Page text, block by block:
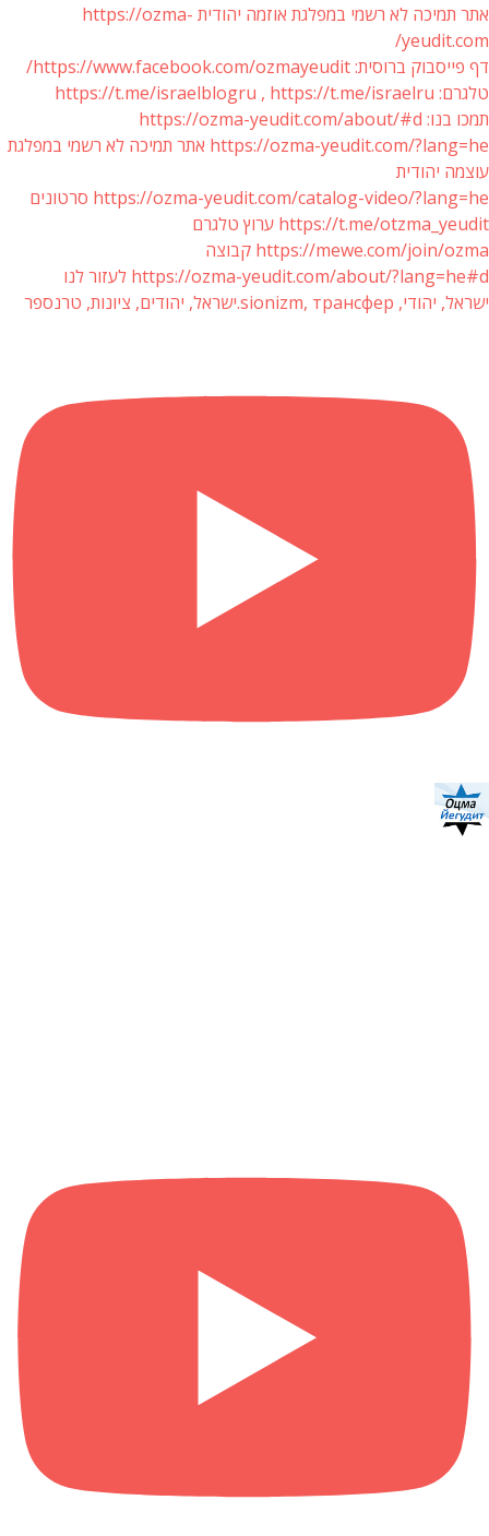
אתר תמיכה לא רשמי במפלגת אוזמה יהודית https://ozma-
yeudit.com/
דף פייסבוק ברוסית: https://www.facebook.com/ozmayeudit/
טלגרם: https://t.me/israelblogru , https://t.me/israelru
תמכו בנו: https://ozma-yeudit.com/about/#d
https://ozma-yeudit.com/?lang=he אתר תמיכה לא רשמי במפלגת
עוצמה יהודית
https://ozma-yeudit.com/catalog-video/?lang=he סרטונים
https://t.me/otzma_yeudit ערוץ טלגרם
https://mewe.com/join/ozma קבוצה
https://ozma-yeudit.com/about/?lang=he#d לעזור לנו
ישראל, יהודי, sionizm, трансфер.ישראל, יהודים, ציונות, טרנספר